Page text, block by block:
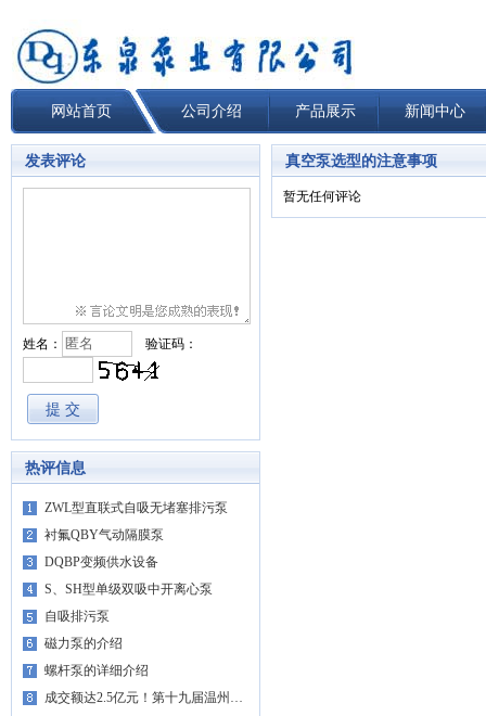
网站首页 公司介绍 产品展示 新闻中心
发表评论
姓名： 验证码：
热评信息
ZWL型直联式自吸无堵塞排污泵
衬氟QBY气动隔膜泵
DQBP变频供水设备
S、SH型单级双吸中开离心泵
自吸排污泵
磁力泵的介绍
螺杆泵的详细介绍
成交额达2.5亿元！第十九届温州…
真空泵选型的注意事项
暂无任何评论